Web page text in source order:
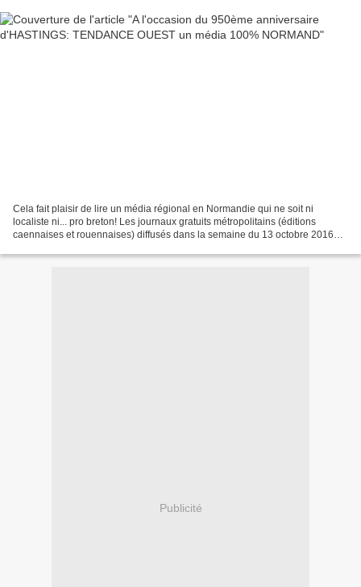
Cela fait plaisir de lire un média régional en Normandie qui ne soit ni
localiste ni... pro breton! Les journaux gratuits métropolitains (éditions
caennaises et rouennaises) diffusés dans la semaine du 13 octobre 2016
Publicité